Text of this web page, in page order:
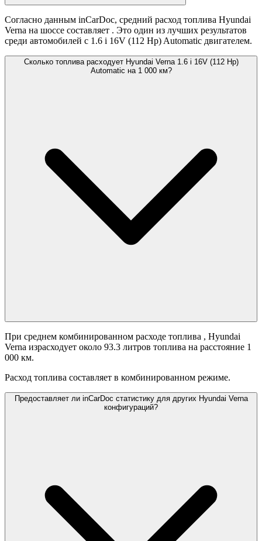
Согласно данным inCarDoc, средний расход топлива Hyundai
Verna на шоссе составляет . Это один из лучших результатов
среди автомобилей с 1.6 i 16V (112 Hp) Automatic двигателем.
Сколько топлива расходует Hyundai Verna 1.6 i 16V (112 Hp)
Automatic на 1 000 км?
При среднем комбинированном расходе топлива , Hyundai
Verna израсходует около 93.3 литров топлива на расстояние 1
000 км.
Расход топлива составляет в комбинированном режиме.
Предоставляет ли inCarDoc статистику для других Hyundai Verna
конфигураций?